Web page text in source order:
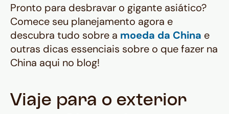
Pronto para desbravar o gigante asiático?
Comece seu planejamento agora e
descubra tudo sobre a moeda da China e
outras dicas essenciais sobre o que fazer na
China aqui no blog!
Viaje para o exterior